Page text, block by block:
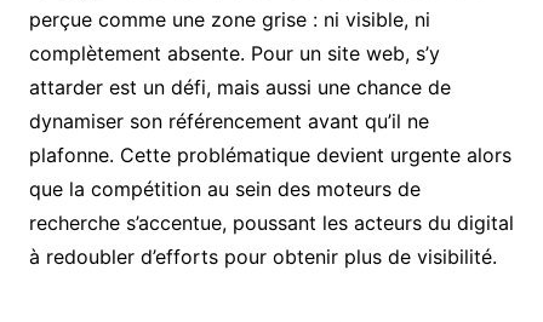
perçue comme une zone grise : ni visible, ni
complètement absente. Pour un site web, s’y
attarder est un défi, mais aussi une chance de
dynamiser son référencement avant qu’il ne
plafonne. Cette problématique devient urgente alors
que la compétition au sein des moteurs de
recherche s’accentue, poussant les acteurs du digital
à redoubler d’efforts pour obtenir plus de visibilité.